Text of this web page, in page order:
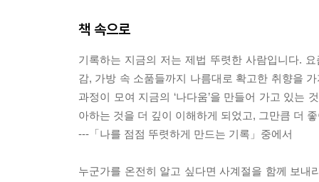
책 속으로
기록하는 지금의 저는 제법 뚜렷한 사람입니다.
감, 가방 속 소품들까지 나름대로 확고한 취향을
과정이 모여 지금의 ‘나다움’을 만들어 가고 있는
아하는 것을 더 깊이 이해하게 되었고, 그만큼 더
---「나를 점점 뚜렷하게 만드는 기록」중에서
누군가를 온전히 알고 싶다면 사계절을 함께 보